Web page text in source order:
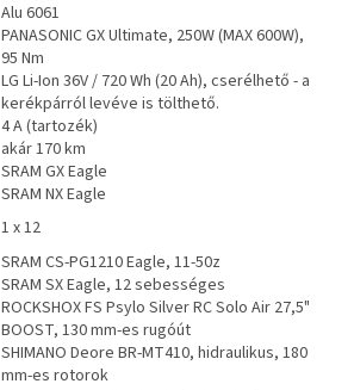
Alu 6061
PANASONIC GX Ultimate, 250W (MAX 600W),
95 Nm
LG Li-Ion 36V / 720 Wh (20 Ah), cserélhető - a
kerékpárról levéve is tölthető.
4 A (tartozék)
akár 170 km
SRAM GX Eagle
SRAM NX Eagle
1 x 12
SRAM CS-PG1210 Eagle, 11-50z
SRAM SX Eagle, 12 sebességes
ROCKSHOX FS Psylo Silver RC Solo Air 27,5"
BOOST, 130 mm-es rugóút
SHIMANO Deore BR-MT410, hidraulikus, 180
mm-es rotorok